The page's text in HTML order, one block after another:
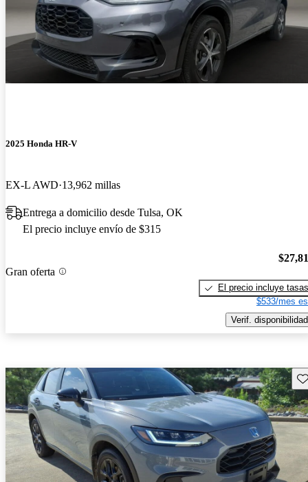
2025 Honda HR-V
EX-L AWD 13,962 millas
Entrega a domicilio desde Tulsa, OK
El precio incluye envío de $315
Gran oferta
El precio incluye tasas
$533/mes
Verif. disponibilidad